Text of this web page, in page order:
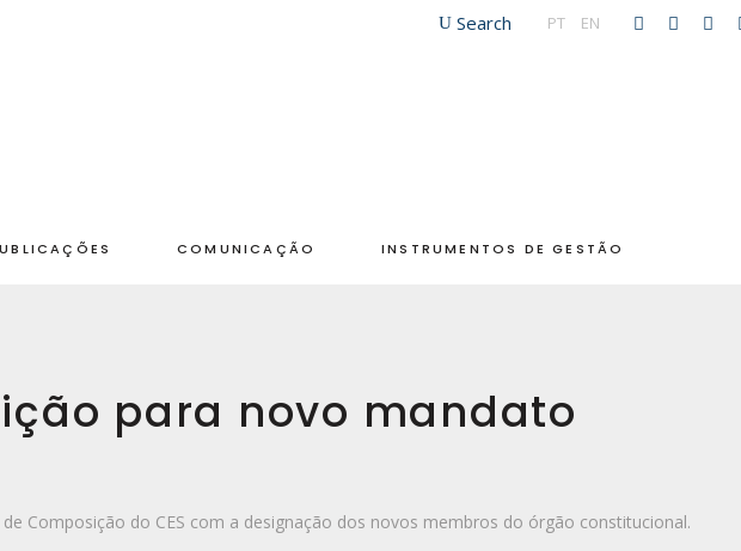
Search PT EN
COMUNICAÇÃO INSTRUMENTOS DE GESTÃO
para novo mandato
Composição do CES com a designação dos novos membros do órgão constitucional.